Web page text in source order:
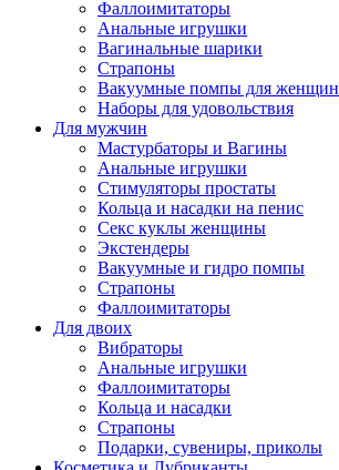
Фаллоимитаторы
Анальные игрушки
Вагинальные шарики
Страпоны
Вакуумные помпы для женщин
Наборы для удовольствия
Для мужчин
Мастурбаторы и Вагины
Анальные игрушки
Стимуляторы простаты
Кольца и насадки на пенис
Секс куклы женщины
Экстендеры
Вакуумные и гидро помпы
Страпоны
Фаллоимитаторы
Для двоих
Вибраторы
Анальные игрушки
Фаллоимитаторы
Кольца и насадки
Страпоны
Подарки, сувениры, приколы